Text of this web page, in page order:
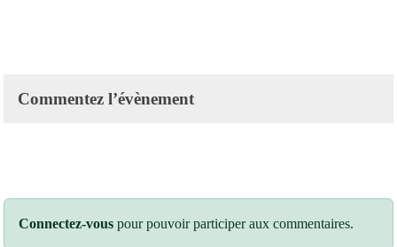
Commentez l’évènement
Connectez-vous pour pouvoir participer aux commentaires.